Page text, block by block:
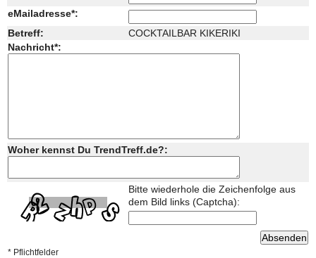
eMailadresse*:
Betreff:
COCKTAILBAR KIKERIKI
Nachricht*:
Woher kennst Du TrendTreff.de?:
Bitte wiederhole die Zeichenfolge aus
dem Bild links (Captcha):
* Pflichtfelder